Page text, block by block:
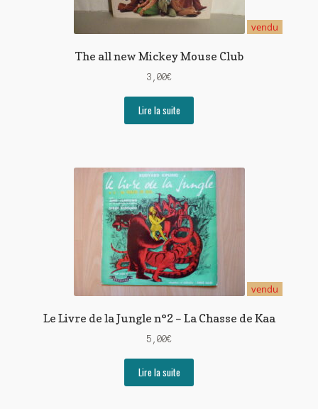
vendu
The all new Mickey Mouse Club
3,00€
Lire la suite
vendu
Le Livre de la Jungle n°2 – La Chasse de Kaa
5,00€
Lire la suite